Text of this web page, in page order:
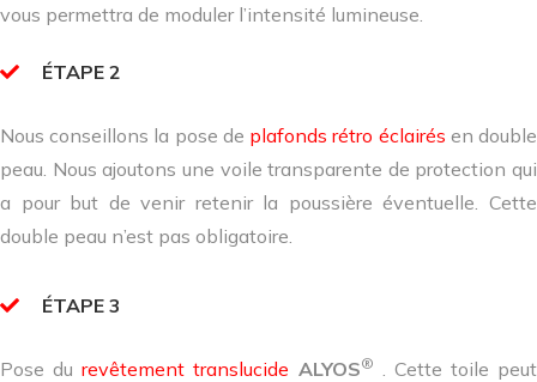
vous permettra de moduler l’intensité lumineuse.
ÉTAPE 2
Nous conseillons la pose de plafonds rétro éclairés en double
peau. Nous ajoutons une voile transparente de protection qui
a pour but de venir retenir la poussière éventuelle. Cette
double peau n’est pas obligatoire.
ÉTAPE 3
Pose durevêtement translucide ALYOS®
. Cette toile peut